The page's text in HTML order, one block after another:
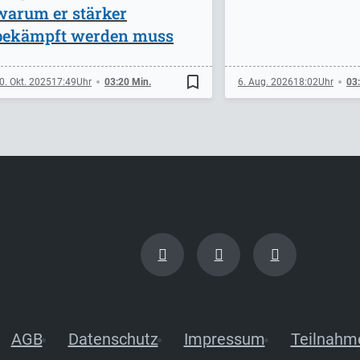
er stärker
werden muss
Okt. 202517:49 03:20 Min. bookmark_border 6. Aug. 202618:02
AGB Datenschutz Impressum